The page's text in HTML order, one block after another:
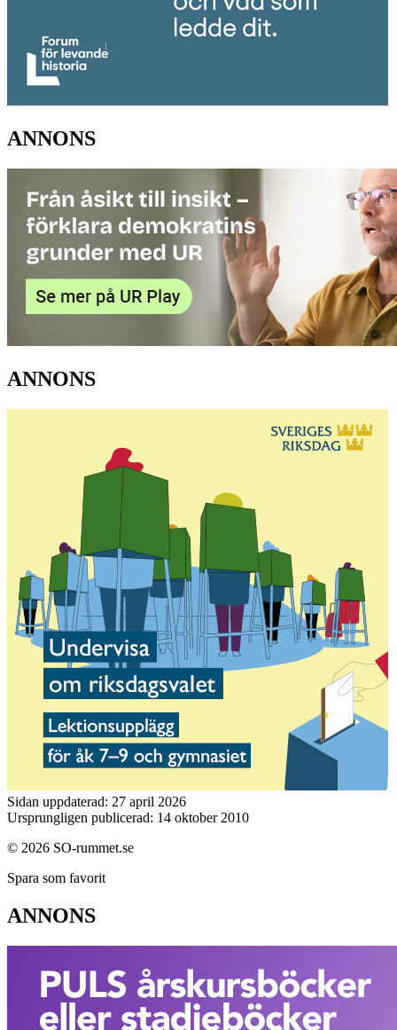
ANNONS
ANNONS
Sidan uppdaterad: 27 april 2026
Ursprungligen publicerad: 14 oktober 2010
© 2026 SO-rummet.se
Spara som favorit
ANNONS